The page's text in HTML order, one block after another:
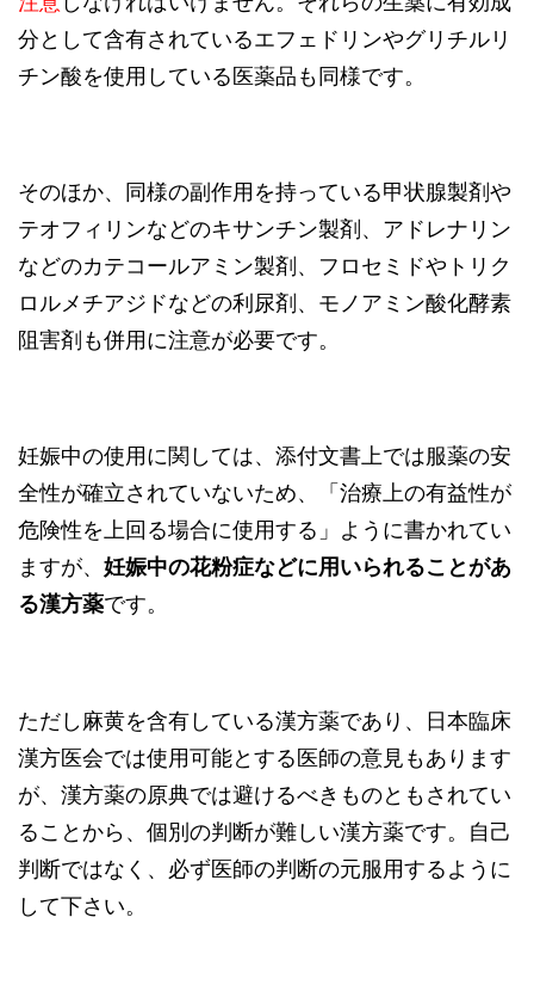
分として含有されているエフェドリンやグリチルリ
チン酸を使用している医薬品も同様です。
そのほか、同様の副作用を持っている甲状腺製剤や
テオフィリンなどのキサンチン製剤、アドレナリン
などのカテコールアミン製剤、フロセミドやトリク
ロルメチアジドなどの利尿剤、モノアミン酸化酵素
阻害剤も併用に注意が必要です。
妊娠中の使用に関しては、添付文書上では服薬の安
全性が確立されていないため、「治療上の有益性が
危険性を上回る場合に使用する」ように書かれてい
ますが、 妊娠中の花粉症などに用いられることがあ
る漢方薬です。
ただし麻黄を含有している漢方薬であり、日本臨床
漢方医会では使用可能とする医師の意見もあります
が、漢方薬の原典では避けるべきものともされてい
ることから、個別の判断が難しい漢方薬です。自己
判断ではなく、必ず医師の判断の元服用するように
して下さい。